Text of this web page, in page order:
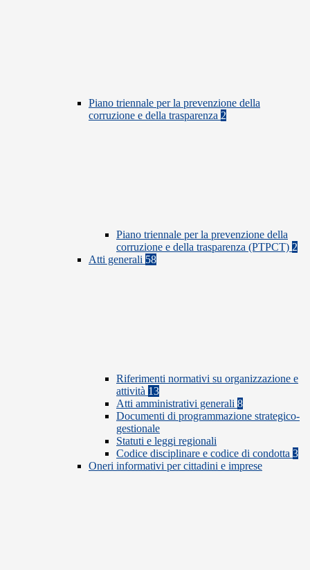
Piano triennale per la prevenzione della
corruzione e della trasparenza 2
Piano triennale per la prevenzione della
corruzione e della trasparenza (PTPCT) 2
Atti generali 58
Riferimenti normativi su organizzazione e
attività 13
Atti amministrativi generali 8
Documenti di programmazione strategico-
gestionale
Statuti e leggi regionali
Codice disciplinare e codice di condotta 3
Oneri informativi per cittadini e imprese